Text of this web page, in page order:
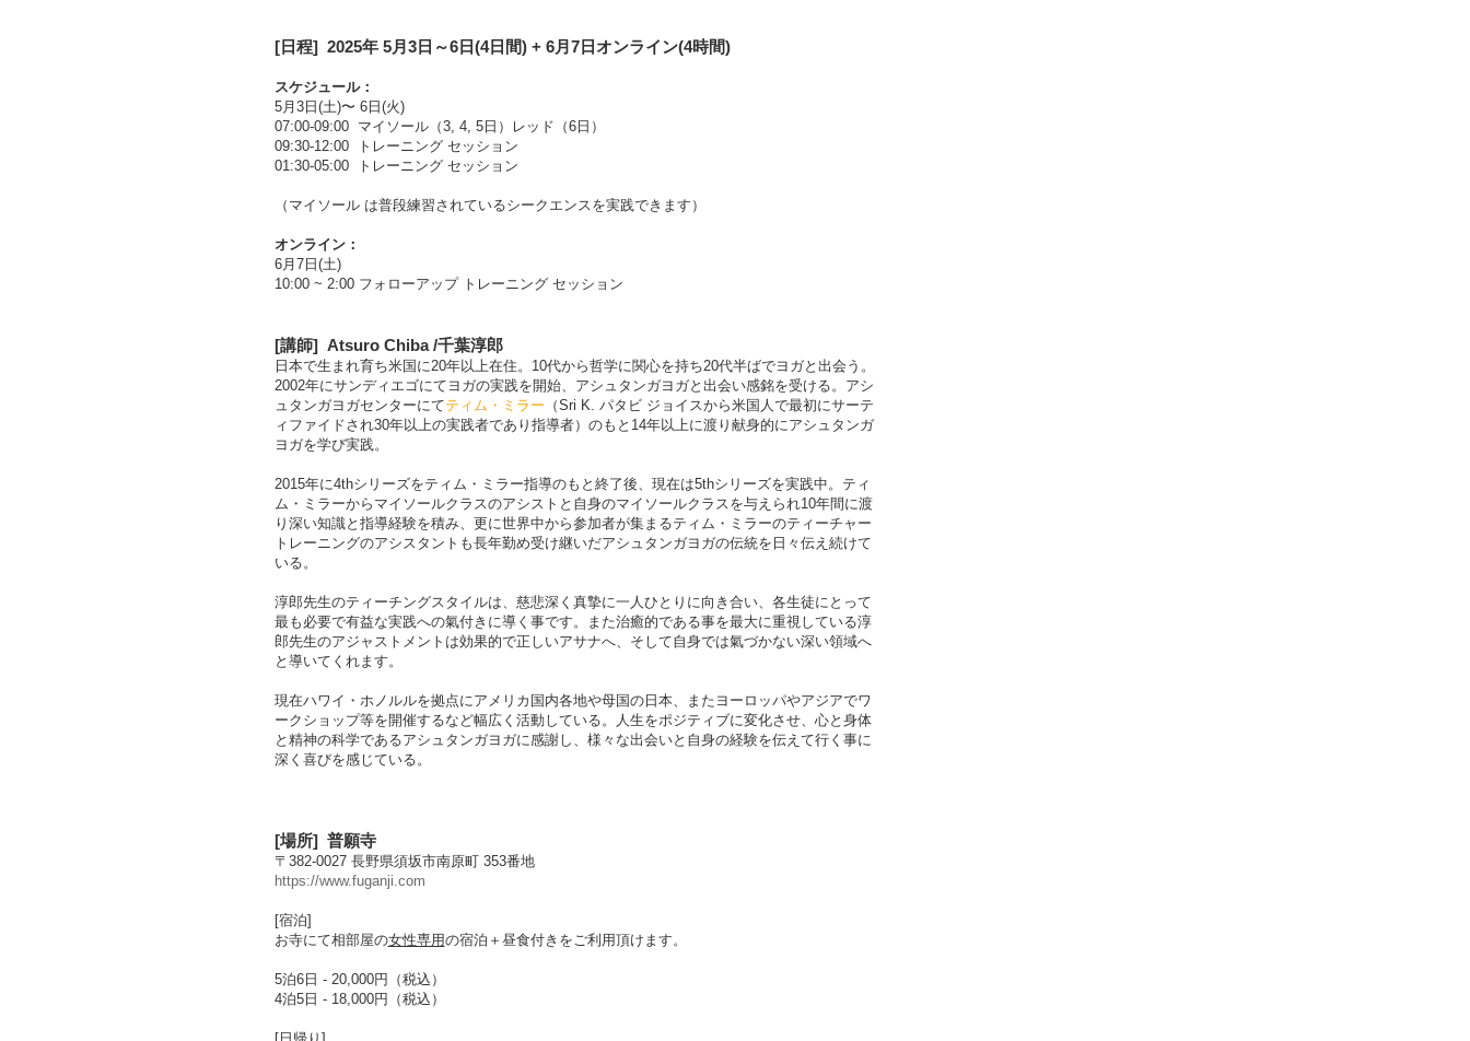
[日程] 2025年 5月3日 ～6日(4日間) + 6月7日オンライン(4時間)
スケジュール：
5月3日(土)〜 6日(火)
07:00-09:00 マイソール（3, 4, 5日）レッド（6日）
09:30-12:00 トレーニング セッション
01:30-05:00 トレーニング セッション
（マイソール は普段練習されているシークエンスを実践できます）
オンライン：
6月7日(土)
10:00 ~ 2:00 フォローアップ トレーニング セッション
[講師] Atsuro Chiba /千葉淳郎
日本で生まれ育ち米国に20年以上在住。10代から哲学に関心を持ち20代半ばでヨガと出会う。
2002年にサンディエゴにてヨガの実践を開始、アシュタンガヨガと出会い感銘を受ける。アシ
ュタンガヨガセンターにてティム・ミラー （Sri K. パタビ ジョイスから米国人で最初にサーテ
ィファイドされ30年以上の実践者であり指導者）のもと14年以上に渡り献身的にアシュタンガ
ヨガを学び実践。
2015年に4thシリーズをティム・ミラー指導のもと終了後、現在は5thシリーズを実践中。ティ
ム・ミラーからマイソールクラスのアシストと自身のマイソールクラスを与えられ10年間に渡
り深い知識と指導経験を積み、更に世界中から参加者が集まるティム・ミラーのティーチャー
トレーニングのアシスタントも長年勤め受け継いだアシュタンガヨガの伝統を日々伝え続けて
いる。
淳郎先生のティーチングスタイルは、慈悲深く真摯に一人ひとりに向き合い、各生徒にとって
最も必要で有益な実践への氣付きに導く事です。また治癒的である事を最大に重視している淳
郎先生のアジャストメントは効果的で正しいアサナへ、そして自身では氣づかない深い領域へ
と導いてくれます。
現在ハワイ・ホノルルを拠点にアメリカ国内各地や母国の日本、またヨーロッパやアジアでワ
ークショップ等を開催するなど幅広く活動している。人生をポジティブに変化させ、心と身体
と精神の科学であるアシュタンガヨガに感謝し、様々な出会いと自身の経験を伝えて行く事に
深く喜びを感じている。
[場所] 普願寺
〒 382-0027 長野県須坂市南原町 353番地
https://www.fuganji.com
[宿泊]
お寺にて相部屋の女性専用の宿泊＋ 昼食付きを ご利用頂けます。
5泊6日 - 20,000円（税込）
4泊5日 - 18,000円（税込）